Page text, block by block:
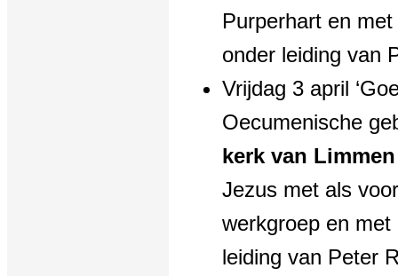
Purperhart en
onder leiding van
Vrijdag 3 april
Oecumenische
kerk van Limmen
Jezus met als
werkgroep en
leiding van Peter